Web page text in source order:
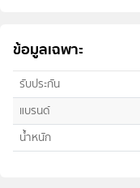
ข้อมูลเฉพาะ
รับประกัน
แบรนด์
น้ำหนัก